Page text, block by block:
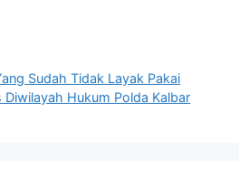
Sudah Tidak Layak Pakai
Diwilayah Hukum Polda Kalbar